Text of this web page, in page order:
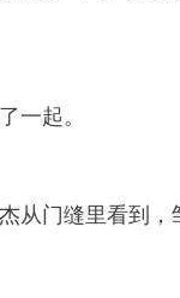
一起。
门缝里看到，